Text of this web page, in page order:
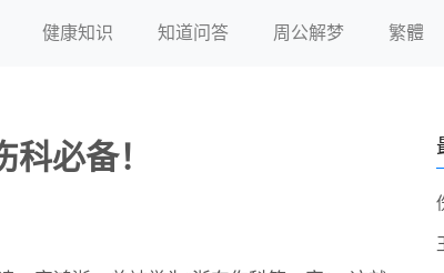
健康知识 知道问答 周公解梦 繁體
必备！